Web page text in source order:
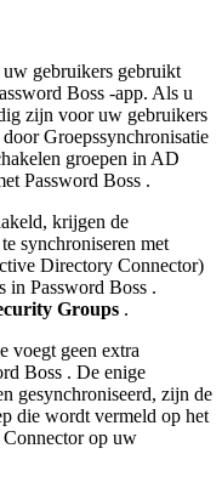
uw gebruikers gebruikt
Boss -app. Als u
zijn voor uw gebruikers
door Groepssynchronisatie
groepen in AD
Password Boss .
, krijgen de
te synchroniseren met
Directory Connector)
in Password Boss .
Groups .
voegt geen extra
Boss . De enige
gesynchroniseerd, zijn de
die wordt vermeld op het
Connector op uw